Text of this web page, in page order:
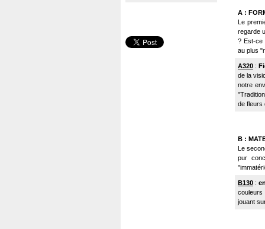
A :
Le
regarde
? Est-ce
au plus
A320 :
de la
notre
de fleurs
B :
Le
pur
B130 :
couleurs
jouant